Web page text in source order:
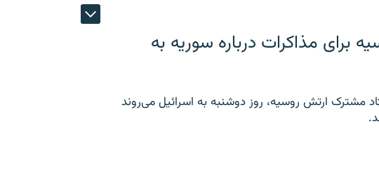
مذاکرات درباره سوریه به
مشترک ارتش روسیه، روز دوشنبه به اسرائیل می‌روند